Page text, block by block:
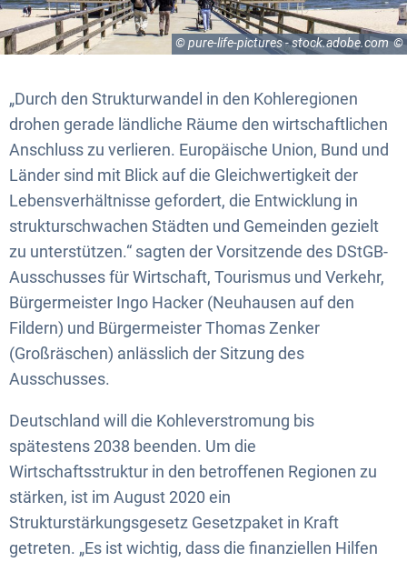
© pure-life-pictures - stock.adobe.com
„Durch den Strukturwandel in den Kohleregionen
drohen gerade ländliche Räume den wirtschaftlichen
Anschluss zu verlieren. Europäische Union, Bund und
Länder sind mit Blick auf die Gleichwertigkeit der
Lebensverhältnisse gefordert, die Entwicklung in
strukturschwachen Städten und Gemeinden gezielt
zu unterstützen.“ sagten der Vorsitzende des DStGB-
Ausschusses für Wirtschaft, Tourismus und Verkehr,
Bürgermeister Ingo Hacker (Neuhausen auf den
Fildern) und Bürgermeister Thomas Zenker
(Großräschen) anlässlich der Sitzung des
Ausschusses.
Deutschland will die Kohleverstromung bis
spätestens 2038 beenden. Um die
Wirtschaftsstruktur in den betroffenen Regionen zu
stärken, ist im August 2020 ein
Strukturstärkungsgesetz Gesetzpaket in Kraft
getreten. „Es ist wichtig, dass die finanziellen Hilfen